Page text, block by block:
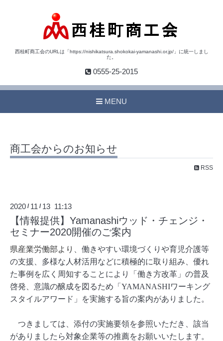
西桂町商工会のURLは「https://nishikatsura.shokokai-yamanashi.or.jp/」に統一しまし
た。
0555-25-2015
MENU
商工会からのお知らせ
RSS
2020 / 11 / 13 11:13
【情報提供】Yamanashiウッド・チェンジ・
セミナー2020開催のご案内
県産業労働部より
、働きやすい環境づくりや育児介護等
の支援、多様な人材活用などに積極的に取り組み、優れ
た事例を広く周知することにより「働き方改革」の普及
啓発、意識の醸成を図るため「YAMANASHIワーキング
スタイルアワード」を実施する旨の案内がありました。
つきましては、添付の実施要領を参照いただき、該当
がありましたら対象企業等の推薦をお願いいたします。